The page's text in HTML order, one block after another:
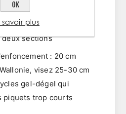
de chaque côté d'un
sections
: 20 cm
visez 25-30 cm
gel-dégel qui
piquets trop courts
OK
savoir plus